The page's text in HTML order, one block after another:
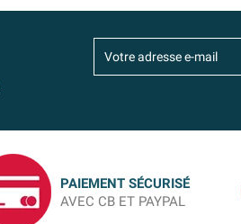
PAIEMENT SÉCURISÉ
AVEC CB ET PAYPAL